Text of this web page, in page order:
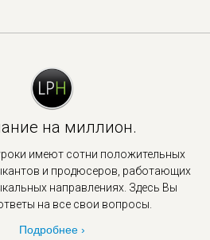
Подробнее ›
на миллион.
имеют сотни положительных
и продюсеров, работающих
направлениях. Здесь Вы
на все свои вопросы.